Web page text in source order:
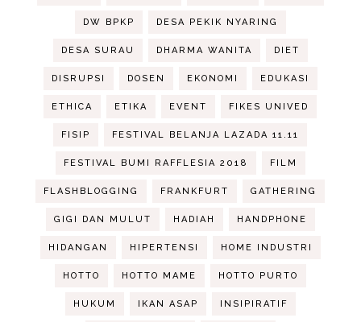
DW BPKP DESA PEKIK NYARING
DESA SURAU DHARMA WANITA DIET
DISRUPSI DOSEN EKONOMI EDUKASI
ETHICA ETIKA EVENT FIKES UNIVED
FISIP FESTIVAL BELANJA LAZADA 11.11
FESTIVAL BUMI RAFFLESIA 2018 FILM
FLASHBLOGGING FRANKFURT GATHERING
GIGI DAN MULUT HADIAH HANDPHONE
HIDANGAN HIPERTENSI HOME INDUSTRI
HOTTO HOTTO MAME HOTTO PURTO
HUKUM IKAN ASAP INSIPIRATIF